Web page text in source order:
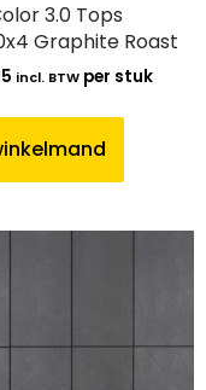
3.0 Tops
Graphite Roast
incl. BTW per stuk